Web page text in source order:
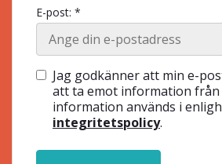
E-post: *
Jag godkänner att min e-
att ta emot information från
information används i
integritetspolicy.